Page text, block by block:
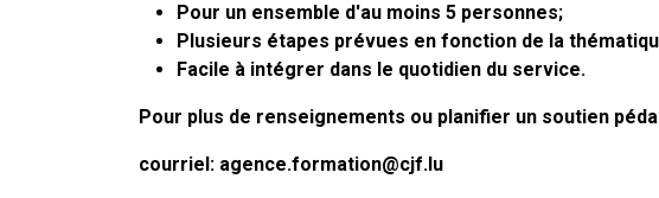
Pour un ensemble d'au moins 5 personnes;
Plusieurs étapes prévues en fonction de la
Facile à intégrer dans le quotidien du service.
Pour plus de renseignements ou planifier un soutien
courriel: agence.formation@cjf.lu